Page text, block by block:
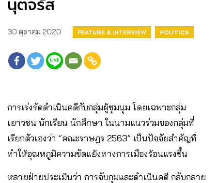
นุตจรัส
30 ตุลาคม 2020 FEATURE & INTERVIEW POLITICS
การเร่งรัดดำเนินคดีกับกลุ่มผู้ชุมนุม โดยเฉพาะกลุ่ม
เยาวชน นักเรียน นักศึกษา ในนามแนวร่วมของกลุ่มที่
เรียกตัวเองว่า “คณะราษฎร 2563” เป็นปัจจัยสำคัญที่
ทำให้อุณหภูมิความขัดแย้งทางการเมืองร้อนแรงขึ้น
หลายฝ่ายประเมินว่า การจับกุมและดำเนินคดี กลับกลาย